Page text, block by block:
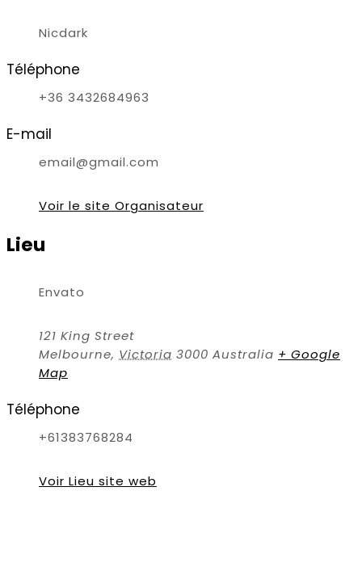
Nicdark
Téléphone
+36 3432684963
E-mail
email@gmail.com
Voir le site Organisateur
Lieu
Envato
121 King Street
Melbourne, Victoria 3000 Australia + Google
Map
Téléphone
+61383768284
Voir Lieu site web